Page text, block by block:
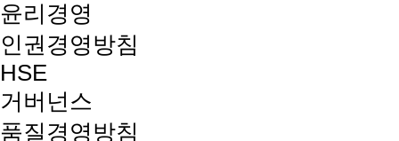
윤리경영
인권경영방침
HSE
거버넌스
품질경영방침